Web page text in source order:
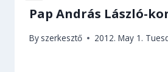
Pap András László-
By szerkesztő 2012. May 1.